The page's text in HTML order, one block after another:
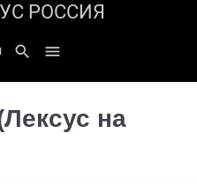
РОССИЯ
search 
на